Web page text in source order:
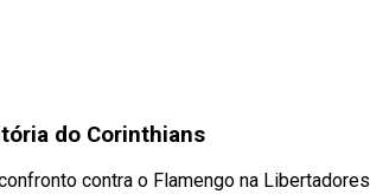
do Corinthians
contra o Flamengo na Libertadores